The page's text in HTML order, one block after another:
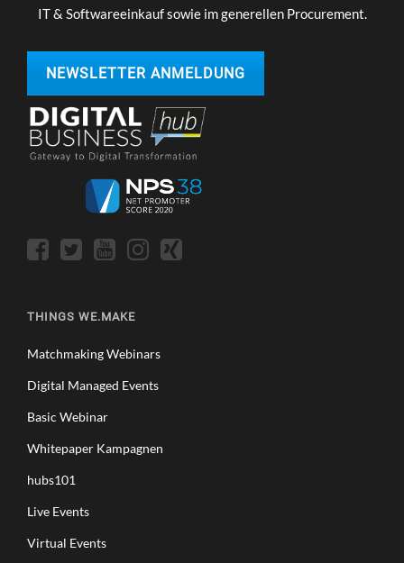
IT & Softwareeinkauf sowie im generellen Procurement.
NEWSLETTER ANMELDUNG
THINGS WE.MAKE
Matchmaking Webinars
Digital Managed Events
Basic Webinar
Whitepaper Kampagnen
hubs101
Live Events
Virtual Events